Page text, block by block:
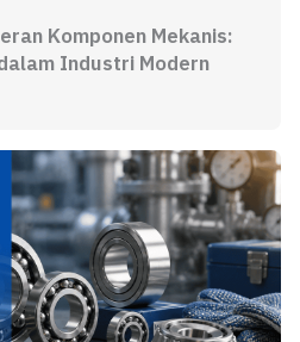
Komponen Mekanis:
Industri Modern